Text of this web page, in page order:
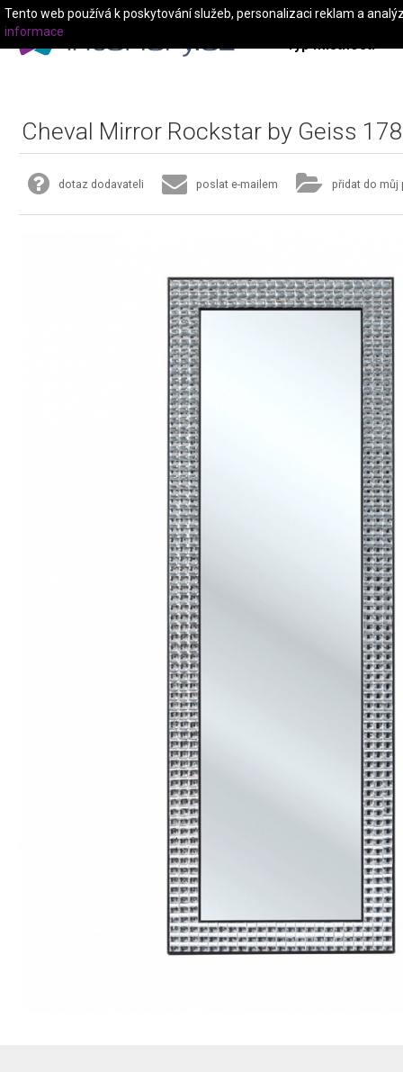
Typ místnosti
Cheval Mirror Rockstar by Geiss
dotaz dodavateli poslat e-mailem přidat do můj
Tento web používá k poskytování služeb, personalizaci reklam a
informace